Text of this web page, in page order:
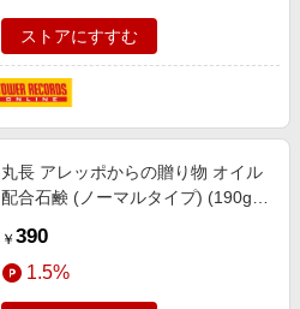
ストアにすすむ
丸長 アレッポからの贈り物 オイル
配合石鹸 (ノーマルタイプ) (190g)
￥ 390
1.5%